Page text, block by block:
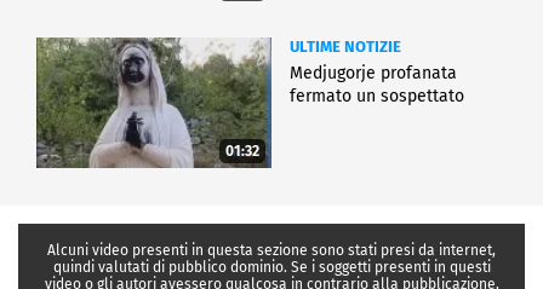
01:32
ULTIME NOTIZIE
Medjugorje profanata
fermato un sospettato
Alcuni video presenti in questa sezione sono stati presi da internet,
quindi valutati di pubblico dominio. Se i soggetti presenti in questi
video o gli autori avessero qualcosa in contrario alla pubblicazione,